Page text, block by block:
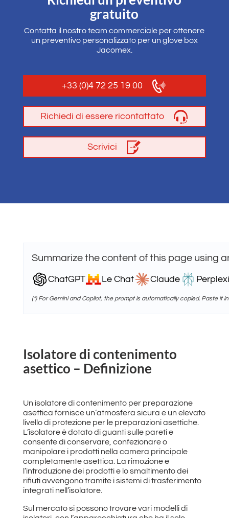
gratuito
Contatta il nostro team commerciale per ottenere
un preventivo personalizzato per un glove box
Jacomex.
+33 (0)4 72 25 19 00
Richiedi di essere ricontattato
Scrivici
Summarize the content of this page using
ChatGPT Le Chat Claude
(*) For Gemini and Copilot, the prompt is automatically copied. Paste it
Isolatore di contenimento
asettico – Definizione
Un isolatore di contenimento per preparazione
asettica fornisce un’atmosfera sicura e un elevato
livello di protezione per le preparazioni asettiche.
L’isolatore è dotato di guanti sulle pareti e
consente di conservare, confezionare o
manipolare i prodotti nella camera principale
completamente asettica. La rimozione e
l’introduzione dei prodotti e lo smaltimento dei
rifiuti avvengono tramite i sistemi di trasferimento
integrati nell’isolatore.
Sul mercato si possono trovare vari modelli di